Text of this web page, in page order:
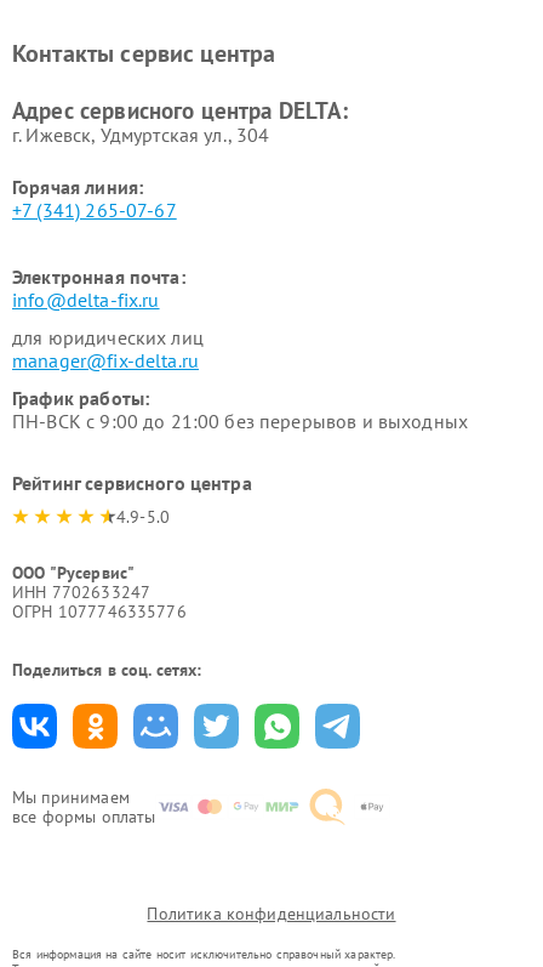
Мы принимаем
все формы оплаты
Контакты сервис центра
Адрес сервисного центра DELTA:
г. Ижевск, Удмуртская ул., 304
Горячая линия:
+7 (341) 265-07-67
Электронная почта:
info@delta-fix.ru
для юридических лиц
manager@fix-delta.ru
График работы:
ПН-ВСК с 9:00 до 21:00 без перерывов и выходных
Рейтинг сервисного центра
4.9-5.0
ООО "Русервис"
ИНН 7702633247
ОГРН 1077746335776
Поделиться в соц. сетях:
Политика конфиденциальности
Вся информация на сайте носит исключительно справочный характер.